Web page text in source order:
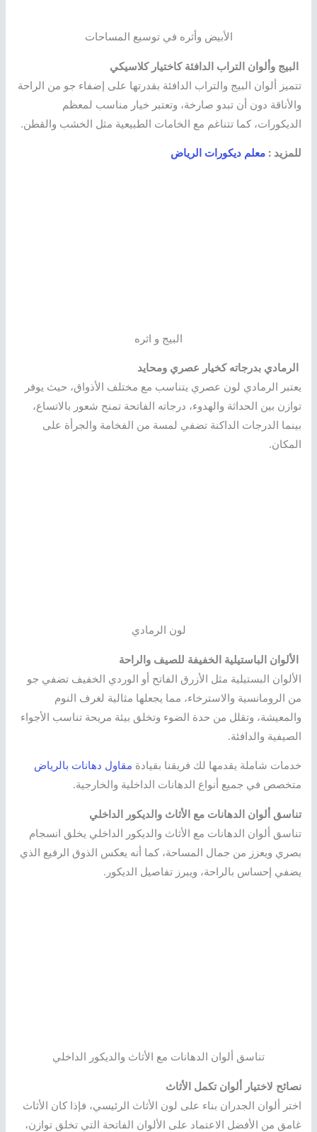
الأبيض وأثره في توسيع المساحات
البيج وألوان التراب الدافئة كاختيار كلاسيكي
تتميز ألوان البيج والتراب الدافئة بقدرتها على إضفاء جو من الراحة
والأناقة دون أن تبدو صارخة، وتعتبر خيار مناسب لمعظم
الديكورات، كما تتناغم مع الخامات الطبيعية مثل الخشب والقطن.
للمزيد :معلم ديكورات الرياض
البيج و اثره
الرمادي بدرجاته كخيار عصري ومحايد
يعتبر الرمادي لون عصري يتناسب مع مختلف الأذواق، حيث يوفر
توازن بين الحداثة والهدوء، درجاته الفاتحة تمنح شعور بالاتساع،
بينما الدرجات الداكنة تضفي لمسة من الفخامة والجرأة على
المكان.
لون الرمادي
الألوان الباستيلية الخفيفة للصيف والراحة
الألوان البستيلية مثل الأزرق الفاتح أو الوردي الخفيف تضفي جو
من الرومانسية والاسترخاء، مما يجعلها مثالية لغرف النوم
والمعيشة، وتقلل من حدة الضوء وتخلق بيئة مريحة تناسب الأجواء
الصيفية والدافئة.
خدمات شاملة يقدمها لك فريقنا بقيادة مقاول دهانات بالرياض
متخصص في جميع أنواع الدهانات الداخلية والخارجية.
تناسق ألوان الدهانات مع الأثاث والديكور الداخلي
تناسق ألوان الدهانات مع الأثاث والديكور الداخلي يخلق انسجام
بصري ويعزز من جمال المساحة، كما أنه يعكس الذوق الرفيع الذي
يضفي إحساس بالراحة، ويبرز تفاصيل الديكور.
تناسق ألوان الدهانات مع الأثاث والديكور الداخلي
نصائح لاختيار ألوان تكمل الأثاث
اختر ألوان الجدران بناء على لون الأثاث الرئيسي، فإذا كان الأثاث
غامق من الأفضل الاعتماد على الألوان الفاتحة التي تخلق توازن،